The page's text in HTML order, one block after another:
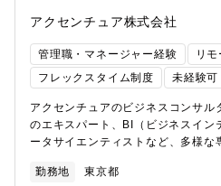
ただけることを重視しています。【
医療機器をはじめ、ヘルスケア産業
は、グローバルではマイナーな存在
ルマイナーな立場にありながら、自
独自の技術を市場に浸透したりする
に大きなチャレンジと言えます。私
ジに取り組む企業の経営コンサルテ
略コンサルティング・事業拡大のた
を目指す企業の経営ブレーン。経営
アクセンチュア株式会社
管理職・マネージャー経験
リ
フレックスタイム制度
未経験可
アクセンチュアのビジネスコンサル
のエキスパート、BI（ビジネスイン
ータサイエンティストなど、多様な
ら、お客様独自の変革の実現を支援
勤務地 東京都